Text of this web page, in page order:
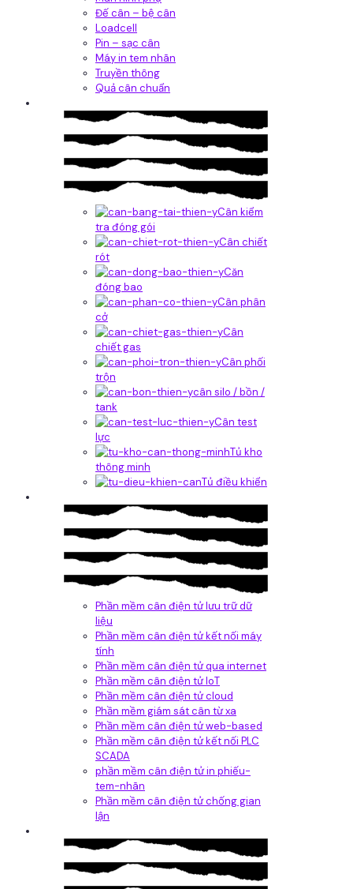
Đế cân – bệ cân
Loadcell
Pin – sạc cân
Máy in tem nhãn
Truyền thông
Quả cân chuẩn
Cân kiểm
tra đóng gói
Cân chiết
rót
Căn
đóng bao
Cân phân
cở
Cân
chiết gas
Cân phối
trộn
cân silo / bồn /
tank
Cân test
lực
Tủ kho
thông minh
Tủ điều khiển
Phần mềm cân điện tử lưu trữ dữ
liệu
Phần mềm cân điện tử kết nối máy
tính
Phần mềm cân điện tử qua internet
Phần mềm cân điện tử IoT
Phần mềm cân điện tử cloud
Phần mềm giám sát cân từ xa
Phần mềm cân điện tử web-based
Phần mềm cân điện tử kết nối PLC
SCADA
phần mềm cân điện tử in phiếu-
tem-nhãn
Phần mềm cân điện tử chống gian
lận